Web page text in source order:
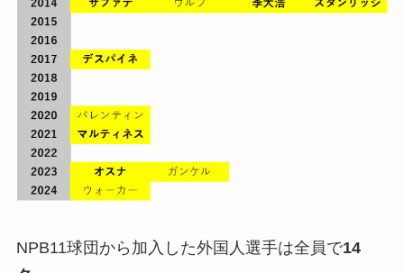
NPB11球団から加入した外国人選手は全員で14